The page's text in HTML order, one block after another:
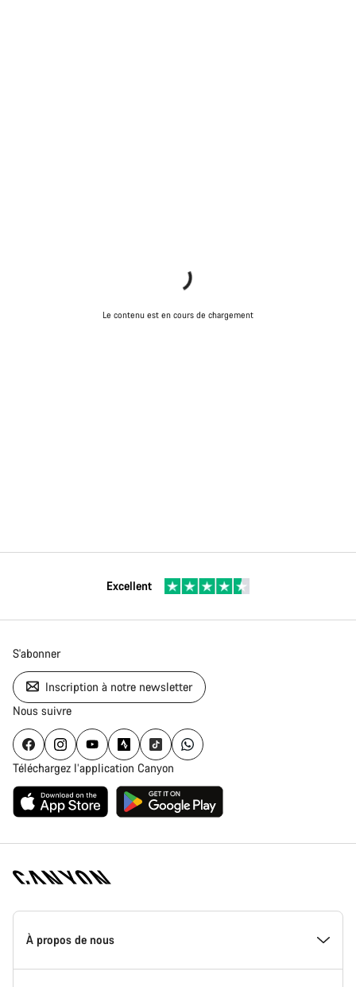
Le contenu est en cours de chargement
Excellent
S'abonner
Inscription à notre newsletter
Nous suivre
Téléchargez l’application Canyon
Page
d'accueil
Canyon
-
À propos de nous